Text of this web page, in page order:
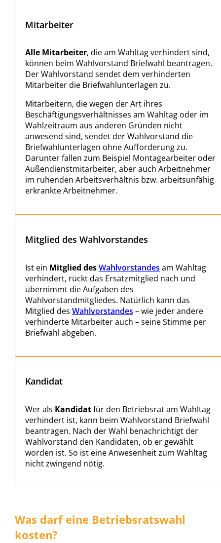
Mitarbeiter
Alle Mitarbeiter, die am Wahltag verhindert sind,
können beim Wahlvorstand Briefwahl beantragen.
Der Wahlvorstand sendet dem verhinderten
Mitarbeiter die Briefwahlunterlagen zu.
Mitarbeitern, die wegen der Art ihres
Beschäftigungsverhältnisses am Wahltag oder im
Wahlzeitraum aus anderen Gründen nicht
anwesend sind, sendet der Wahlvorstand die
Briefwahlunterlagen ohne Aufforderung zu.
Darunter fallen zum Beispiel Montagearbeiter oder
Außendienstmitarbeiter, aber auch Arbeitnehmer
im ruhenden Arbeitsverhältnis bzw. arbeitsunfähig
erkrankte Arbeitnehmer.
Mitglied des Wahlvorstandes
Ist ein Mitglied desWahlvorstandes am Wahltag
verhindert, rückt das Ersatzmitglied nach und
übernimmt die Aufgaben des
Wahlvorstandmitgliedes. Natürlich kann das
Mitglied des Wahlvorstandes – wie jeder andere
verhinderte Mitarbeiter auch – seine Stimme per
Briefwahl abgeben.
Kandidat
Wer als Kandidatfür den Betriebsrat am Wahltag
verhindert ist, kann beim Wahlvorstand Briefwahl
beantragen. Nach der Wahl benachrichtigt der
Wahlvorstand den Kandidaten, ob er gewählt
worden ist. So ist eine Anwesenheit zum Wahltag
nicht zwingend nötig.
Was darf eine Betriebsratswahl
kosten?